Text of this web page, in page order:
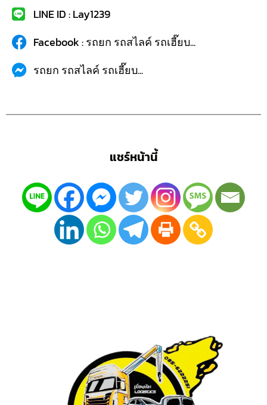
LINE ID : Lay1239
Facebook : รถยก รถสไลค์ รถเฮี๊ยบ...
รถยก รถสไลค์ รถเฮี๊ยบ...
แชร์หน้านี้